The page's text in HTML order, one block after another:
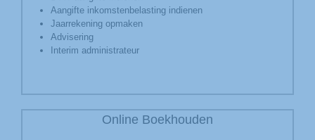
Aangifte inkomstenbelasting indienen
Jaarrekening opmaken
Advisering
Interim administrateur
Online Boekhouden